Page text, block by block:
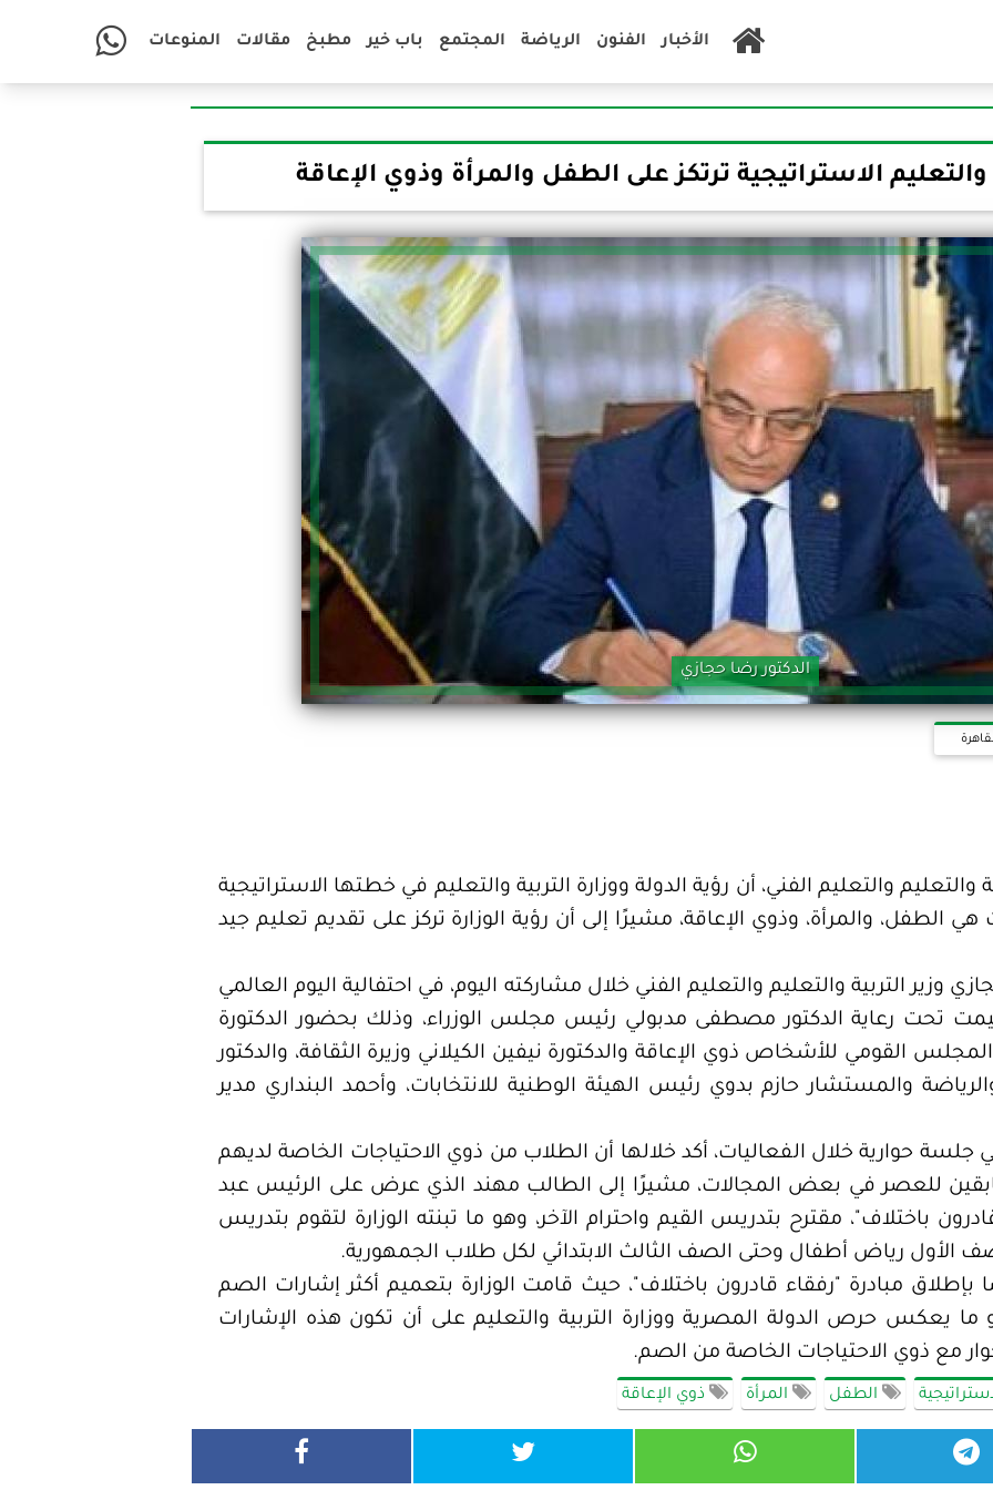
الأخبار الفنون الرياضة المجتمع باب خير مطبخ مقالات المنوعات
الاستراتيجية ترتكز على الطفل والمرأة وذوي الإعاقة
الدكتور رضا حجازي
والتعليم والتعليم الفني، أن رؤية الدولة ووزارة التربية والتعليم في خطتها الاستراتيجية
أولويات هي الطفل، والمرأة، وذوي الإعاقة، مشيرًا إلى أن رؤية الوزارة تركز على تقديم تعليم جيد
وزير التربية والتعليم والتعليم الفني خلال مشاركته اليوم، في احتفالية اليوم العالمي
تحت رعاية الدكتور مصطفى مدبولي رئيس مجلس الوزراء، وذلك بحضور الدكتورة
القومي للأشخاص ذوي الإعاقة والدكتورة نيفين الكيلاني وزيرة الثقافة، والدكتور
والمستشار حازم بدوي رئيس الهيئة الوطنية للانتخابات، وأحمد البنداري مدير
حوارية خلال الفعاليات، أكد خلالها أن الطلاب من ذوي الاحتياجات الخاصة لديهم
للعصر في بعض المجالات، مشيرًا إلى الطالب مهند الذي عرض على الرئيس عبد
باختلاف"، مقترح بتدريس القيم واحترام الآخر، وهو ما تبنته الوزارة لتقوم بتدريس
الأول رياض أطفال وحتى الصف الثالث الابتدائي لكل طلاب الجمهورية.
بإطلاق مبادرة "رفقاء قادرون باختلاف"، حيث قامت الوزارة بتعميم أكثر إشارات الصم
ما يعكس حرص الدولة المصرية ووزارة التربية والتعليم على أن تكون هذه الإشارات
مع ذوي الاحتياجات الخاصة من الصم.
الطفل المرأة ذوي الإعاقة